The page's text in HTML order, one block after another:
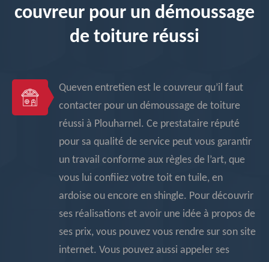
couvreur pour un démoussage
de toiture réussi
Queven entretien est le couvreur qu’il faut
contacter pour un démoussage de toiture
réussi à Plouharnel. Ce prestataire réputé
pour sa qualité de service peut vous garantir
un travail conforme aux règles de l’art, que
vous lui confiiez votre toit en tuile, en
ardoise ou encore en shingle. Pour découvrir
ses réalisations et avoir une idée à propos de
ses prix, vous pouvez vous rendre sur son site
internet. Vous pouvez aussi appeler ses